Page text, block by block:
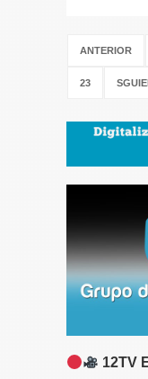
ANTERIOR
23
12TV